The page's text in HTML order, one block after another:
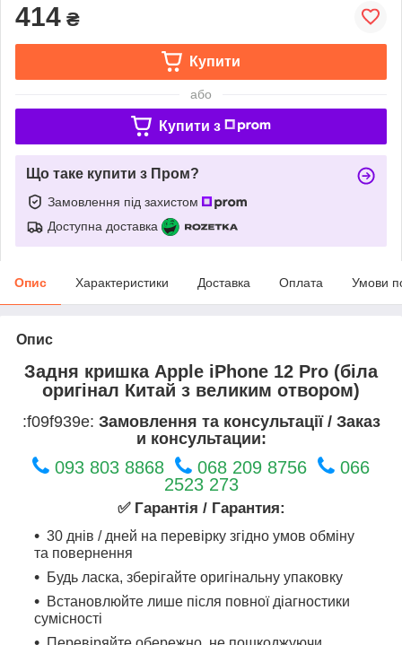
414 ₴
Купити
або
Купити з
Що таке купити з Пром?
Замовлення під захистом
Доступна доставка
Опис Характеристики Доставка Оплата Умови
Опис
Задня кришка Apple iPhone 12 Pro (біла
оригінал Китай з великим отвором)
:f09f939e: Замовлення та консультації / Заказ
и консультации:
093 803 8868 068 209 8756
066
2523 273
✅ Гарантія / Гарантия:
30 днів / дней на перевірку згідно умов обміну
та повернення
Будь ласка, зберігайте оригінальну упаковку
Встановлюйте лише після повної діагностики
сумісності